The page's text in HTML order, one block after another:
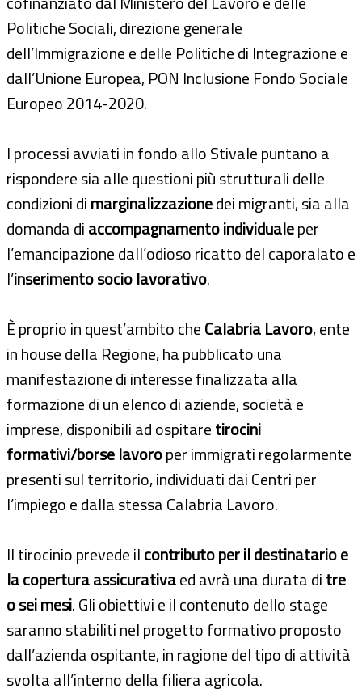
Politiche Sociali, direzione generale
dell’Immigrazione e delle Politiche di Integrazione e
dall’Unione Europea, PON Inclusione Fondo Sociale
Europeo 2014-2020.
I processi avviati in fondo allo Stivale puntano a
rispondere sia alle questioni più strutturali delle
condizioni dimarginalizzazionedei migranti, sia alla
domanda diaccompagnamento individualeper
l’emancipazione dall’odioso ricatto del caporalato e
l’inserimento socio lavorativo.
È proprio in quest’ambito cheCalabria Lavoro, ente
in house della Regione, ha pubblicato una
manifestazione di interesse finalizzata alla
formazione di un elenco di aziende, società e
imprese, disponibili ad ospitaretirocini
formativi/borse lavoroper immigrati regolarmente
presenti sul territorio, individuati dai Centri per
l’impiego e dalla stessa Calabria Lavoro.
Il tirocinio prevede ilcontributo per il destinatario e
la copertura assicurativaed avrà una durata ditre
o sei mesi. Gli obiettivi e il contenuto dello stage
saranno stabiliti nel progetto formativo proposto
dall’azienda ospitante, in ragione del tipo di attività
svolta all’interno della filiera agricola.